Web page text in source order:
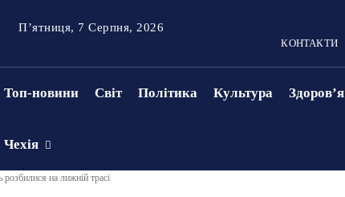
П’ятниця, 7 Серпня, 2026
КОНТАКТИ
Топ-новини Світ Політика Культура Здоровʼя
Чехія
розбилися на лижній трасі